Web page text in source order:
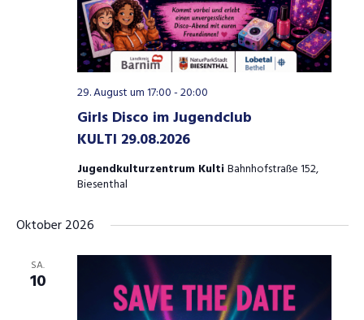
Girls Disco im Jugendclub
KULTI 29.08.2026
29. August um 17:00-20:00
Jugendkulturzentrum KultiBahnhofstraße 152,
Biesenthal
Oktober 2026
SA.
10